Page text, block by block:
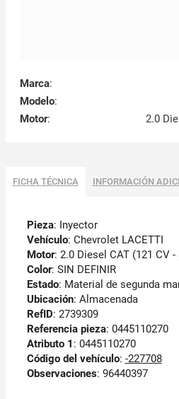
Marca:
Modelo:
Motor: 2.0
FICHA TÉCNICA INFORMACIÓN
Pieza: Inyector
Vehículo: Chevrolet LACETTI
Motor: 2.0 Diesel CAT (121 CV -
Color: SIN DEFINIR
Estado: Material de segunda
Ubicación: Almacenada
RefID: 2739309
Referencia pieza: 0445110270
Atributo 1 : 0445110270
Código del vehículo: -227708
Observaciones: 96440397